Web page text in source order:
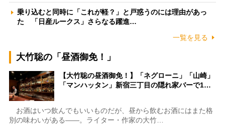
乗り込むと同時に「これが軽？」と戸惑うのには理由があっ
た 「日産ルークス」さらなる躍進…
一覧を見る
大竹聡の「昼酒御免！」
【大竹聡の昼酒御免！】「ネグローニ」「山崎」
「マンハッタン」新宿三丁目の隠れ家バーで1…
お酒はいつ飲んでもいいものだが、昼から飲むお酒にはまた格
別の味わいがある――。ライター・作家の大竹…